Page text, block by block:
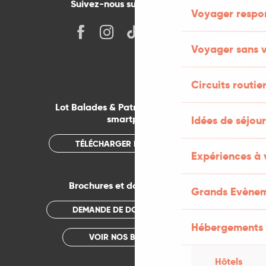
Voyager
Voyager sans
Circuits
Idées de
Expériences à
Grands
Hébergements
Hôtels
Suivez-nous sur les réseaux !
Lot Balades & Patrimoines sur votre
smartphone
TÉLÉCHARGER L'APPLICATION
Brochures et documentations
DEMANDE DE DOCUMENTATION
VOIR NOS BROCHURES